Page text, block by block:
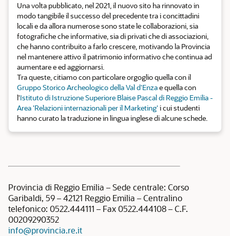
Una volta pubblicato, nel 2021, il nuovo sito ha rinnovato in
modo tangibile il successo del precedente tra i concittadini
locali e da allora numerose sono state le collaborazioni, sia
fotografiche che informative, sia di privati che di associazioni,
che hanno contribuito a farlo crescere, motivando la Provincia
nel mantenere attivo il patrimonio informativo che continua ad
aumentare e ed aggiornarsi.
Tra queste, citiamo con particolare orgoglio quella con il
Gruppo Storico Archeologico della Val d'Enzae quella con
l'Istituto di Istruzione Superiore Blaise Pascal di Reggio Emilia -
Area 'Relazioni internazionali per il Marketing'i cui studenti
hanno curato la traduzione in lingua inglese di alcune schede.
Provincia di Reggio Emilia – Sede centrale: Corso
Garibaldi, 59 – 42121 Reggio Emilia – Centralino
telefonico: 0522.444111 – Fax 0522.444108 – C.F.
00209290352
info@provincia.re.it